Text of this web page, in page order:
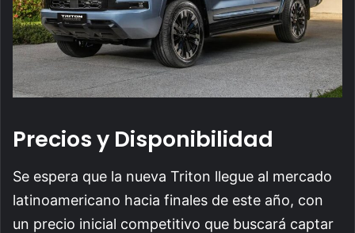
Precios y Disponibilidad
Se espera que la nueva Triton llegue al mercado
latinoamericano hacia finales de este año, con
un precio inicial competitivo que buscará captar